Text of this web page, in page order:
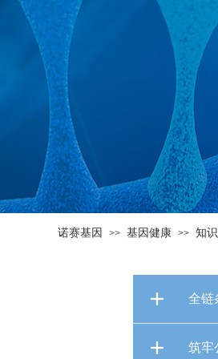
诺赛基因 >> 基因健康 >> 知
全链
筑牢